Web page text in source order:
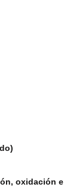
oxidación e